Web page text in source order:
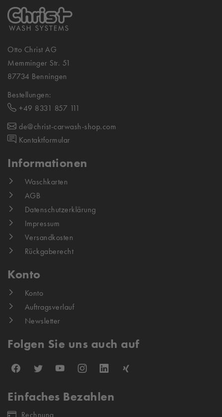
Otto Christ AG
Memminger Str. 51
87734 Benningen
Bestellungen:
+49 8331 857 111
de@christ-carwash-shop.com
Kontaktformular
Informationen
Waschkarten
AGB
Datenschutzerklärung
Impressum
Versandkosten
Rückgaberecht
Konto
Konto
Auftragsverlauf
Newsletter
Folgen Sie uns auch auf
Einfaches Bezahlen
Rechnung